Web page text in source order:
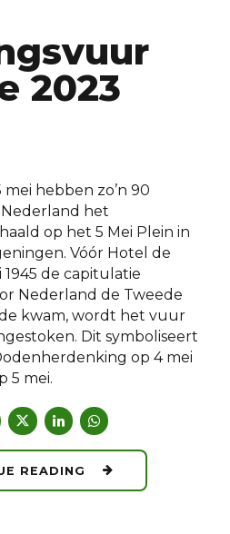
2023
hebben zo’n 90
het
op het 5 Mei Plein in
Vóór Hotel de
de capitulatie
Nederland de Tweede
kwam, wordt het vuur
Dit symboliseert
op 4 mei
5 mei.
READING